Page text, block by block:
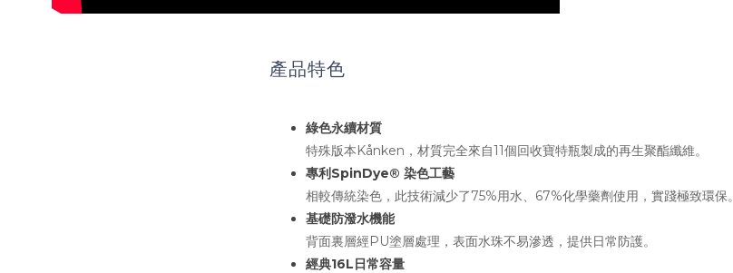
產品特色
綠色永續材質
特殊版本Kånken，材質完全來自11個回收寶特瓶製成的再生聚酯纖維。
專利SpinDye® 染色工藝
相較傳統染色，此技術減少了75%用水、67%化學藥劑使用，實踐極致環保。
基礎防潑水機能
背面裏層經PU塗層處理，表面水珠不易滲透，提供日常防護。
經典16L日常容量